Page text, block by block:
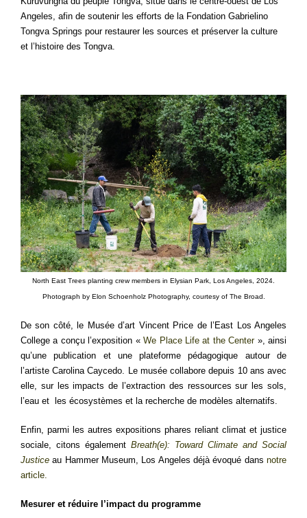
Angeles, afin de soutenir les efforts de la Fondation Gabrielino
Tongva Springs pour restaurer les sources et préserver la culture
et l’histoire des Tongva.
North East Trees planting crew members in Elysian Park, Los Angeles, 2024.
Photograph by Elon Schoenholz Photography, courtesy of The Broad.
De son côté, le Musée d’art Vincent Price de l’East Los Angeles
College a conçu l’exposition «We Place Life at the Center», ainsi
qu’une publication et une plateforme pédagogique autour de
l’artiste Carolina Caycedo. Le musée collabore depuis 10 ans avec
elle, sur les impacts de l’extraction des ressources sur les sols,
l’eau et les écosystèmes et la recherche de modèles alternatifs.
Enfin, parmi les autres expositions phares reliant climat et justice
sociale, citons également Breath(e): Toward Climate and Social
Justice au Hammer Museum, Los Angeles déjà évoqué dans notre
article.
Mesurer et réduire l’impact du programme